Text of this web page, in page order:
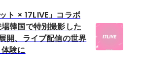
ト × 17LIVE」コラボ
韓国で特別撮影した
開、ライブ配信の世界
験に